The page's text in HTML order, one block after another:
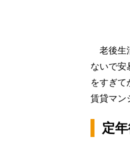
老後生
ないで安
をすぎて
賃貸マン
定